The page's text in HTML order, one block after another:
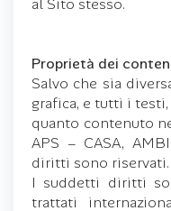
al Sito stesso.
Proprietà dei
Salvo che sia
grafica, e tutti i
quanto contenuto
APS – CASA,
diritti sono riservati.
I suddetti diritti
trattati